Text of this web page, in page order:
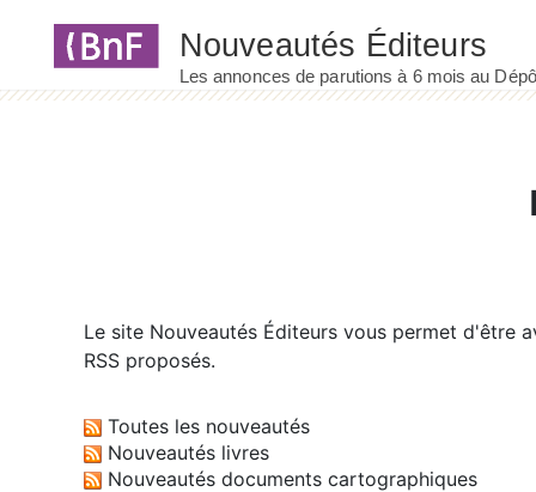
Le site Nouveautés Éditeurs vous permet d'être
RSS proposés.
Toutes les nouveautés
Nouveautés livres
Nouveautés documents cartographiques